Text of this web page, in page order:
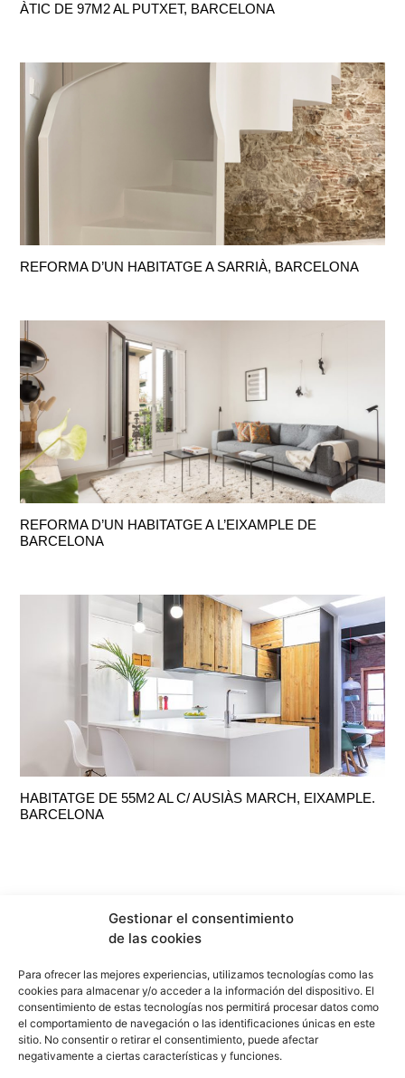
Gestionar el consentimiento
de las cookies
Para ofrecer las mejores experiencias, utilizamos tecnologías como las
cookies para almacenar y/o acceder a la información del dispositivo. El
consentimiento de estas tecnologías nos permitirá procesar datos como
el comportamiento de navegación o las identificaciones únicas en este
sitio. No consentir o retirar el consentimiento, puede afectar
negativamente a ciertas características y funciones.
ÀTIC DE 97M2 AL PUTXET, BARCELONA
REFORMA D’UN HABITATGE A SARRIÀ, BARCELONA
REFORMA D’UN HABITATGE A L’EIXAMPLE DE
BARCELONA
HABITATGE DE 55M2 AL C/ AUSIÀS MARCH, EIXAMPLE.
BARCELONA
info@f2marquitectura.com